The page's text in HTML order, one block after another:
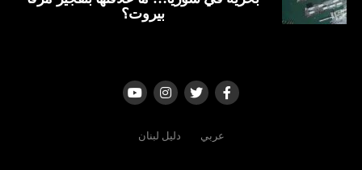
بيروت؟
عربي دليل لبنان